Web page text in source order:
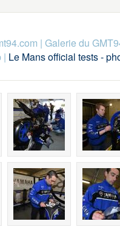
| Galerie du
| Le Mans official tests -